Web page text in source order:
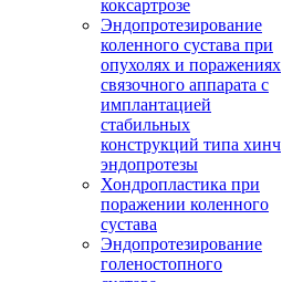
коксартрозе
Эндопротезирование
коленного сустава при
опухолях и поражениях
связочного аппарата с
имплантацией
стабильных
конструкций типа хинч
эндопротезы
Хондропластика при
поражении коленного
сустава
Эндопротезирование
голеностопного